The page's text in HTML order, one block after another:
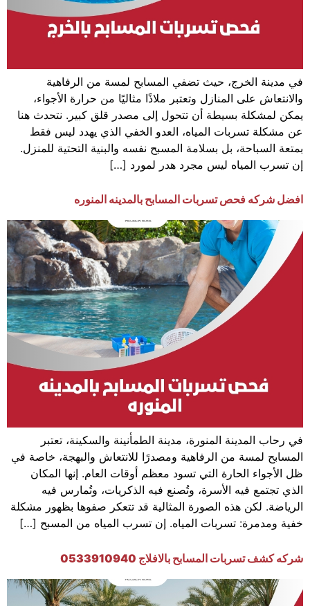
في مدينة الخرج، حيث تضفي المسابح لمسة من الرفاهية
والانتعاش على المنازل وتعتبر ملاذًا مثاليًا من حرارة الأجواء،
يمكن لمشكلة بسيطة أن تتحول إلى مصدر قلق كبير. نتحدث هنا
عن مشكلة تسربات المياه، العدو الخفي الذي يهدد ليس فقط
بمتعة السباحة، بل بسلامة المسبح نفسه والبنية التحتية للمنزل.
إن تسرب المياه ليس مجرد هدر لمورد […]
افضل شركه فحص تسربات المسابح بالمدينه المنوره
في رحاب المدينة المنورة، مدينة الطمأنينة والسكينة، تعتبر
المسابح لمسة من الرفاهية ومصدرًا للانتعاش والبهجة، خاصة في
ظل الأجواء الحارة التي تسود معظم أوقات العام. إنها المكان
الذي تجتمع فيه الأسرة، وتُصنع فيه الذكريات، وتُمارس فيه
الرياضة. لكن هذه الصورة المثالية قد تتعكر صفوها بظهور مشكلة
خفية ومدمرة: تسربات المياه. إن تسرب المياه من المسبح […]
شركه كشف تسربات المسابح بالافلاج 0533910940